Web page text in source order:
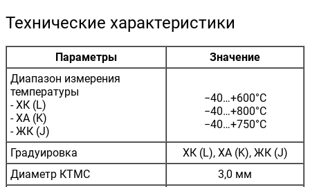
Технические характеристики
Параметры
Значение
Диапазон измерения
температуры
- ХК (L)
- ХА (K)
- ЖК (J)
−40…+600°C
−40…+800°C
−40…+750°C
Градуировка
ХК (L), ХА (K), ЖК (J)
Диаметр КТМС
3,0 мм